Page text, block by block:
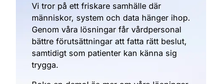
Vi tror på ett friskare samhälle där
människor, system och data hänger ihop.
Genom våra lösningar får vårdpersonal
bättre förutsättningar att fatta rätt beslut,
samtidigt som patienter kan känna sig
trygga.